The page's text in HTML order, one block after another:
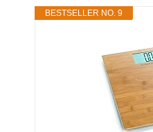
BESTSELLER NO. 9